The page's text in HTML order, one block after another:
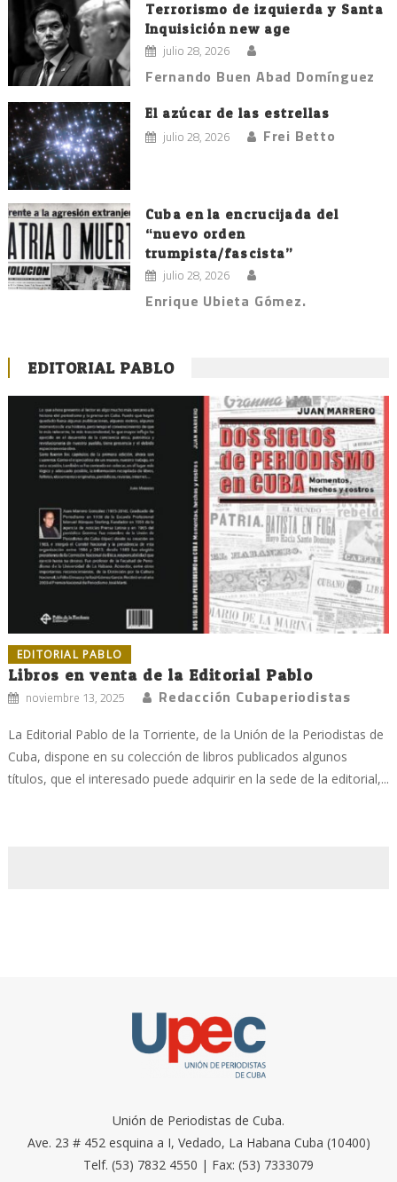
Terrorismo de izquierda y Santa
Inquisición new age
julio 28, 2026
Fernando Buen Abad Domínguez
El azúcar de las estrellas
julio 28, 2026 Frei Betto
Cuba en la encrucijada del
“nuevo orden
trumpista/fascista”
julio 28, 2026
Enrique Ubieta Gómez.
EDITORIAL PABLO
EDITORIAL PABLO
Libros en venta de la Editorial Pablo
noviembre 13, 2025 Redacción Cubaperiodistas
La Editorial Pablo de la Torriente, de la Unión de la Periodistas de
Cuba, dispone en su colección de libros publicados algunos
títulos, que el interesado puede adquirir en la sede de la editorial,...
Unión de Periodistas de Cuba.
Ave. 23 # 452 esquina a I, Vedado, La Habana Cuba (10400)
Telf. (53) 7832 4550 | Fax: (53) 7333079